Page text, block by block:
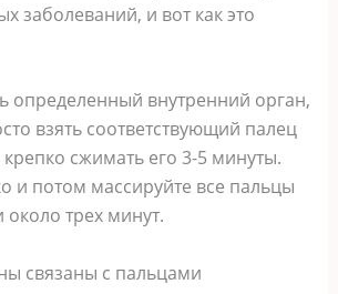
заболеваний, и вот как это
определенный внутренний орган,
взять соответствующий палец
сжимать его 3-5 минуты.
и потом массируйте все пальцы
трех минут.
связаны с пальцами